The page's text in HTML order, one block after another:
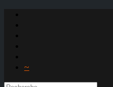
~